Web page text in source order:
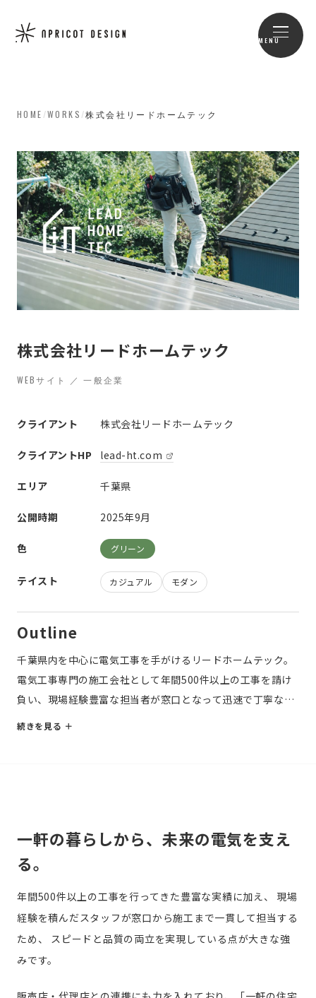
MENU
HOME /WORKS /株式会社リードホームテック
株式会社リードホームテック
WEBサイト ／ 一般企業
クライアント 株式会社リードホームテック
クライアントHP lead-ht.com
エリア 千葉県
公開時期 2025年9月
色 グリーン
テイスト カジュアル モダン
Outline
千葉県内を中心に電気工事を手がけるリードホームテック。
電気工事専門の施工会社として年間500件以上の工事を請け
負い、現場経験豊富な担当者が窓口となって迅速で丁寧な施
工を心がける。販売店や代理店との連携を大切にしながら、
一軒の暮らしから、未来の電気を支え
る。
年間500件以上の工事を行ってきた豊富な実績に加え、
現場
経験を積んだスタッフが窓口から施工まで一貫して担当する
ため、
スピードと品質の両立を実現している点が大きな強
みです。